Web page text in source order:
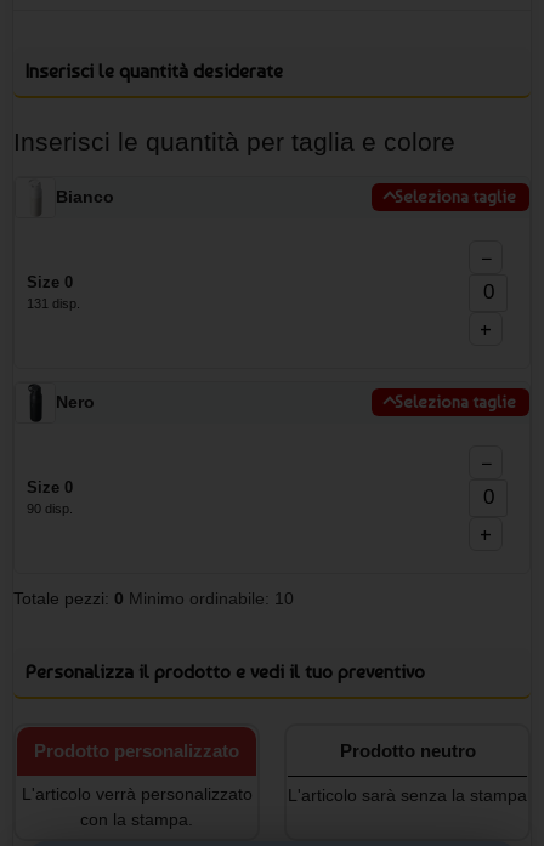
Inserisci le quantità desiderate
Inserisci le quantità per taglia e colore
Bianco Seleziona taglie
Size 0
131 disp.
−
+
Nero Seleziona taglie
Size 0
90 disp.
−
+
Totale pezzi: 0 Minimo ordinabile: 10
Personalizza il prodotto e vedi il tuo preventivo
Prodotto personalizzato
L'articolo verrà personalizzato
con la stampa.
Prodotto neutro
L'articolo sarà senza la stampa